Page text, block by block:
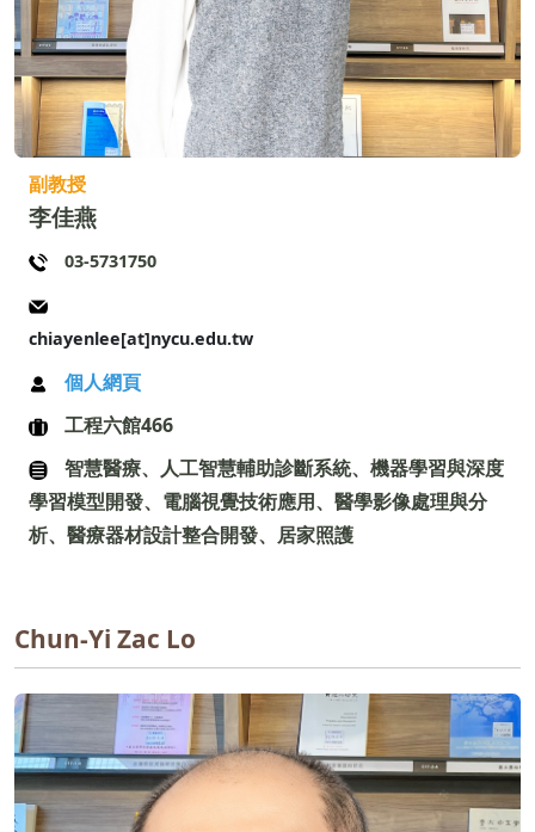
副教授
李佳燕
03-5731750
chiayenlee[at]nycu.edu.tw
個人網頁
工程六館466
智慧醫療、人工智慧輔助診斷系統、機器學習與深度
學習模型開發、電腦視覺技術應用、醫學影像處理與分
析、醫療器材設計整合開發、居家照護
Chun-Yi Zac Lo